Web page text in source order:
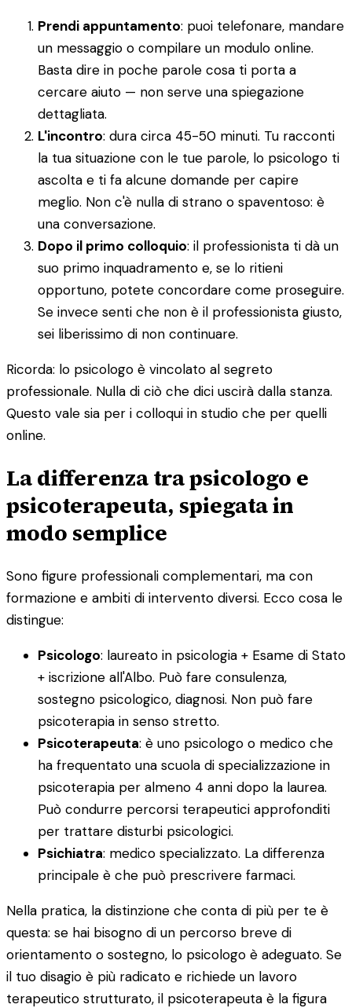
Prendi appuntamento: puoi telefonare, mandare
un messaggio o compilare un modulo online.
Basta dire in poche parole cosa ti porta a
cercare aiuto — non serve una spiegazione
dettagliata.
L'incontro: dura circa 45-50 minuti. Tu racconti
la tua situazione con le tue parole, lo psicologo ti
ascolta e ti fa alcune domande per capire
meglio. Non c'è nulla di strano o spaventoso: è
una conversazione.
Dopo il primo colloquio: il professionista ti dà un
suo primo inquadramento e, se lo ritieni
opportuno, potete concordare come proseguire.
Se invece senti che non è il professionista giusto,
sei liberissimo di non continuare.
Ricorda: lo psicologo è vincolato al segreto
professionale. Nulla di ciò che dici uscirà dalla stanza.
Questo vale sia per i colloqui in studio che per quelli
online.
La differenza tra psicologo e
psicoterapeuta, spiegata in
modo semplice
Sono figure professionali complementari, ma con
formazione e ambiti di intervento diversi. Ecco cosa le
distingue:
Psicologo: laureato in psicologia + Esame di Stato
+ iscrizione all'Albo. Può fare consulenza,
sostegno psicologico, diagnosi. Non può fare
psicoterapia in senso stretto.
Psicoterapeuta: è uno psicologo o medico che
ha frequentato una scuola di specializzazione in
psicoterapia per almeno 4 anni dopo la laurea.
Può condurre percorsi terapeutici approfonditi
per trattare disturbi psicologici.
Psichiatra: medico specializzato. La differenza
principale è che può prescrivere farmaci.
Nella pratica, la distinzione che conta di più per te è
questa: se hai bisogno di un percorso breve di
orientamento o sostegno, lo psicologo è adeguato. Se
il tuo disagio è più radicato e richiede un lavoro
terapeutico strutturato, il psicoterapeuta è la figura